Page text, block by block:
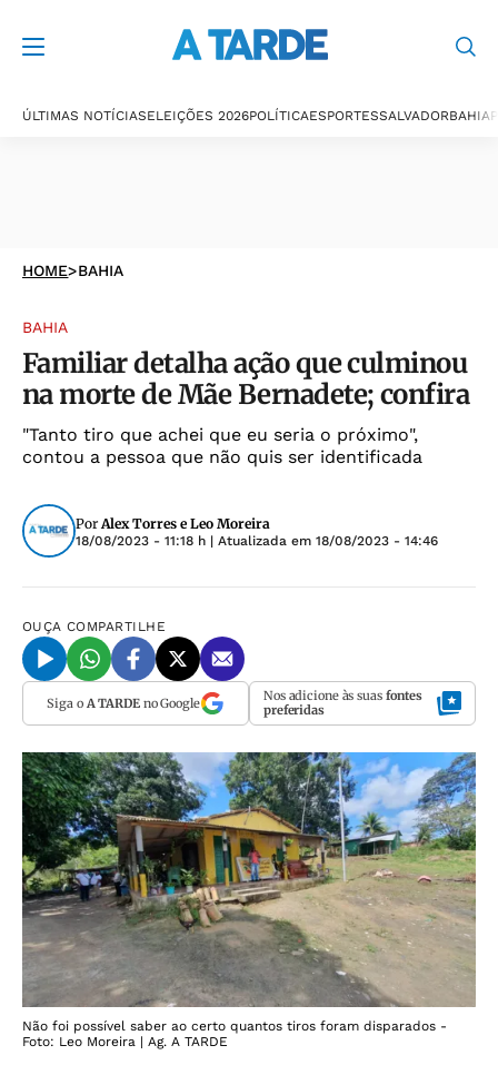
ÚLTIMAS NOTÍCIASELEIÇÕES 2026POLÍTICAESPORTESSALVADORBAHIA
HOME>BAHIA
BAHIA
Familiar detalha ação que culminou
na morte de Mãe Bernadete; confira
"Tanto tiro que achei que eu seria o próximo",
contou a pessoa que não quis ser identificada
PorAlex Torres e Leo Moreira
18/08/2023 - 11:18 h | Atualizada em 18/08/2023 - 14:46
OUÇA COMPARTILHE
Siga o A TARDEno Google Nos adicione às suas fontes
preferidas
Não foi possível saber ao certo quantos tiros foram disparados -
Foto: Leo Moreira | Ag. A TARDE